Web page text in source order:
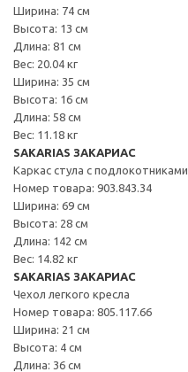
Ширина: 74 см
Высота: 13 см
Длина: 81 см
Вес: 20.04 кг
Ширина: 35 см
Высота: 16 см
Длина: 58 см
Вес: 11.18 кг
SAKARIAS ЗАКАРИАС
Каркас стула с подлокотниками
Номер товара: 903.843.34
Ширина: 69 см
Высота: 28 см
Длина: 142 см
Вес: 14.82 кг
SAKARIAS ЗАКАРИАС
Чехол легкого кресла
Номер товара: 805.117.66
Ширина: 21 см
Высота: 4 см
Длина: 36 см